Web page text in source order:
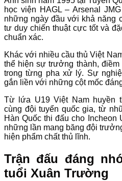
học viện HAGL – Arsenal
những ngày đầu với khả năng
tư duy chiến thuật cực tốt và
chuẩn xác.
Khác với nhiều cầu thủ Việt
thể hiện sự trưởng thành,
trong từng pha xử lý. Sự
gắn liền với những cột mốc
Từ lứa U19 Việt Nam huyền
cùng đội tuyển quốc gia, từ
Hàn Quốc thi đấu cho Incheon
những lần mang băng đội
hiện phẩm chất thủ lĩnh.
Trận đấu đáng
tuổi Xuân Trường